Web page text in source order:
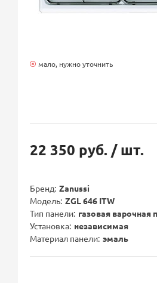
мало, нужно уточнить
22 350 руб. / шт.
Бренд Zanussi
Модель ZGL 646 ITW
Тип панели газовая варочная
Установка независимая
Материал панели эмаль